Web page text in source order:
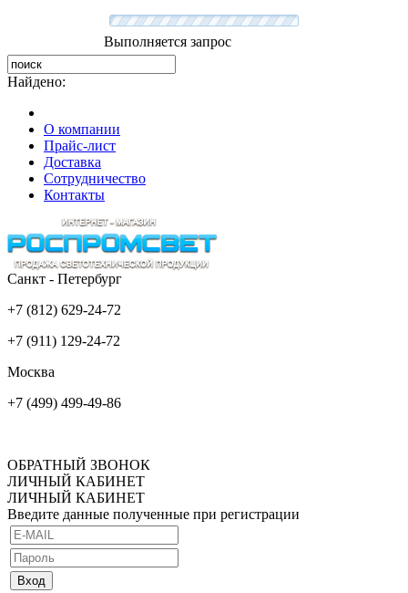
Выполняется запрос
Найдено:
О компании
Прайс-лист
Доставка
Сотрудничество
Контакты
Санкт - Петербург
+7 (812) 629-24-72
+7 (911) 129-24-72
Москва
+7 (499) 499-49-86
ОБРАТНЫЙ ЗВОНОК
ЛИЧНЫЙ КАБИНЕТ
ЛИЧНЫЙ КАБИНЕТ
Введите данные полученные при регистрации